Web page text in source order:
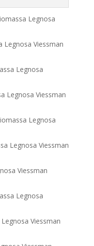
Legnosa
Legnosa Viessman
Legnosa
Legnosa Viessman
Legnosa
Legnosa Viessman
Viessman
Legnosa
Viessman